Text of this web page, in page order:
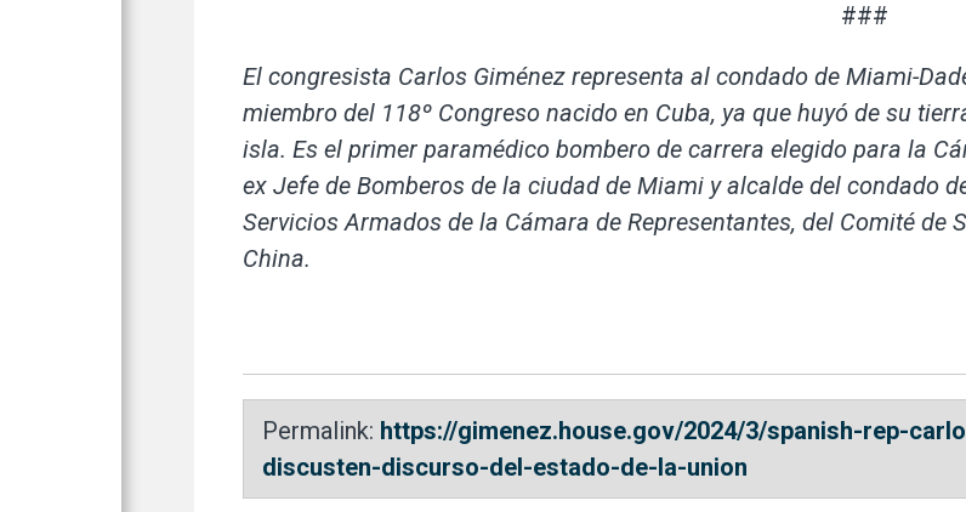
###
El congresista Carlos Giménez representa al condado de Miami-
miembro del 118º Congreso nacido en Cuba, ya que huyó de su
isla. Es el primer paramédico bombero de carrera elegido para la
ex Jefe de Bomberos de la ciudad de Miami y alcalde del condado
Servicios Armados de la Cámara de Representantes, del Comité de
China.
Permalink: https://gimenez.house.gov/2024/3/spanish-rep-
discusten-discurso-del-estado-de-la-union